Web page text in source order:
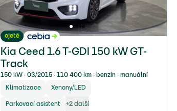
ojeté
Kia Ceed 1.6 T-GDI 150 kW GT-
Track
150 kW ∙ 03/2015 ∙ 110 400 km ∙ benzín ∙ manuální
Klimatizace Xenony/LED
Parkovací asistent +2 další